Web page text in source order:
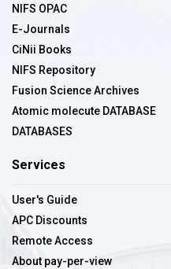
NIFS OPAC
E-Journals
CiNii Books
NIFS Repository
Fusion Science Archives
Atomic molecute DATABASE
DATABASES
Services
User's Guide
APC Discounts
Remote Access
About pay-per-view